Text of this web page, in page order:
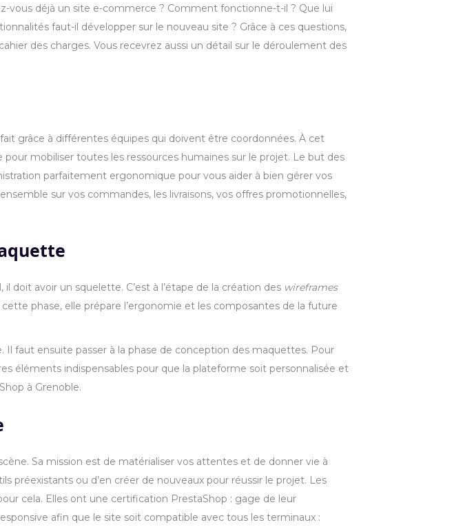
vous déjà un site e-commerce ? Comment fonctionne-t-il ? Que lui
faut-il développer sur le nouveau site ? Grâce à ces questions,
des charges. Vous recevrez aussi un détail sur le déroulement des
grâce à différentes équipes qui doivent être coordonnées. À cet
mobiliser toutes les ressources humaines sur le projet. Le but des
parfaitement ergonomique pour vous aider à bien gérer vos
sur vos commandes, les livraisons, vos offres promotionnelles,
doit avoir un squelette. C’est à l’étape de la création des wireframes
phase, elle prépare l’ergonomie et les composantes de la future
faut ensuite passer à la phase de conception des maquettes. Pour
éléments indispensables pour que la plateforme soit personnalisée et
à Grenoble.
Sa mission est de matérialiser vos attentes et de donner vie à
préexistants ou d’en créer de nouveaux pour réussir le projet. Les
cela. Elles ont une certification PrestaShop : gage de leur
afin que le site soit compatible avec tous les terminaux :